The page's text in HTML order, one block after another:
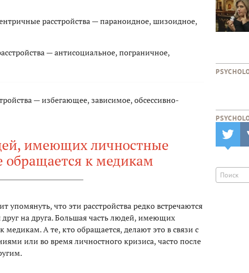
расстройства — параноидное, шизоидное,
— антисоциальное, пограничное,
— избегающее, зависимое, обсессивно-
имеющих личностные
обращается к медикам
что эти расстройства редко встречаются
на друга. Большая часть людей, имеющих
медикам. А те, кто обращается, делают это в связи с
или во время личностного кризиса, часто после